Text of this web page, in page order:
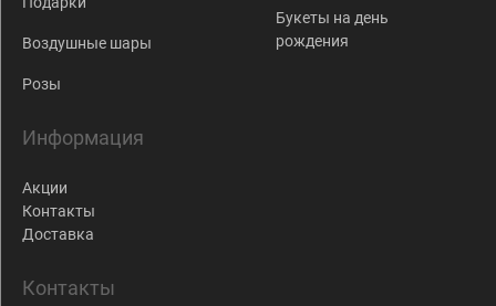
Воздушные шары
Розы
Букеты на день
рождения
Информация
Акции
Контакты
Доставка
Контакты